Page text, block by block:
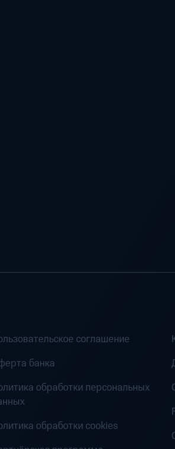
соглашение
банка
обработки персональных
обработки cookies